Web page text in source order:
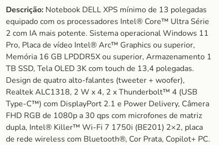
Descrição: Notebook DELL XPS mínimo de 13 polegadas
equipado com os processadores Intel® Core™ Ultra Série
2 com IA mais potente. Sistema operacional Windows 11
Pro, Placa de vídeo Intel® Arc™ Graphics ou superior,
Memória 16 GB LPDDR5X ou superior, Armazenamento 1
TB SSD, Tela OLED 3K com touch de 13,4 polegadas.
Design de quatro alto-falantes (tweeter + woofer),
Realtek ALC1318, 2 W x 4, 2 x Thunderbolt™ 4 (USB
Type-C™) com DisplayPort 2.1 e Power Delivery, Câmera
FHD RGB de 1080p a 30 qps com microfones de matriz
dupla, Intel® Killer™ Wi-Fi 7 1750i (BE201) 2×2, placa
de rede wireless com Bluetooth®, Cor Prata, Copilot+ PC.